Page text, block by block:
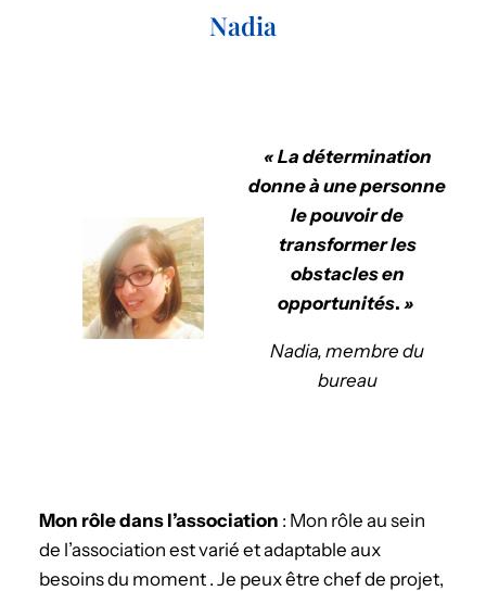
Nadia
« La détermination
donne à une personne
le pouvoir de
transformer les
obstacles en
opportunités. »
Nadia, membre du
bureau
Mon rôle dans l’association : Mon rôle au sein
de l’association est varié et adaptable aux
besoins du moment . Je peux être chef de projet,